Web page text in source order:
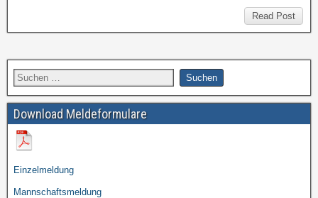
Read Post
Download Meldeformulare
Einzelmeldung
Mannschaftsmeldung